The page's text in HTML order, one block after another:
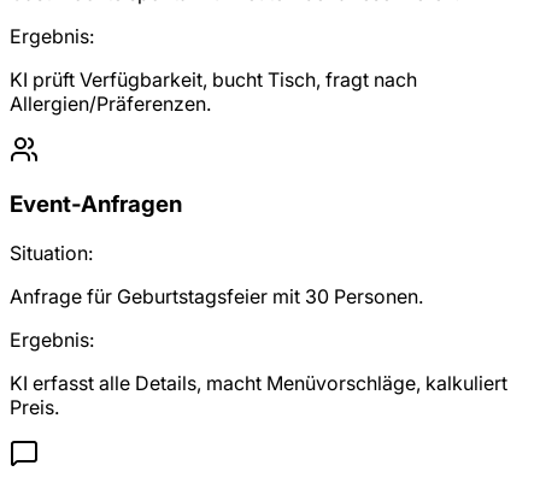
Ergebnis:
KI prüft Verfügbarkeit, bucht Tisch, fragt nach
Allergien/Präferenzen.
Event-Anfragen
Situation:
Anfrage für Geburtstagsfeier mit 30 Personen.
Ergebnis:
KI erfasst alle Details, macht Menüvorschläge, kalkuliert
Preis.